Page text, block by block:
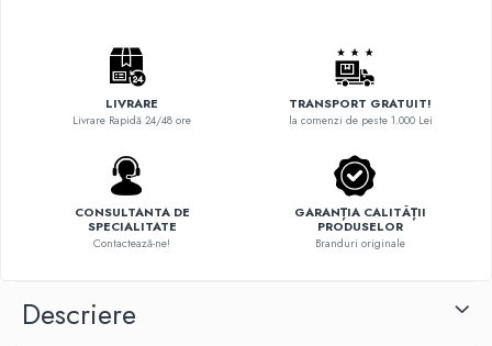
Truse de Scule
Vopsitorie
Restaurare Faruri
Intretinere Auto
Chimice Auto
Etansanti Auto
Solutii curatare componente mecanice
LIVRARE
Livrare Rapidă 24/48 ore
TRANSPORT GRATUIT!
la comenzi de peste 1.000 Lei
CONSULTANTA DE
SPECIALITATE
Contactează-ne!
GARANȚIA CALITĂȚII
PRODUSELOR
Branduri originale
Descriere